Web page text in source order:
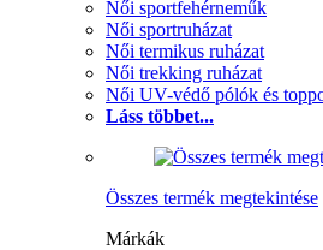
Női sportfehérneműk
Női sportruházat
Női termikus ruházat
Női trekking ruházat
Női UV-védő pólók és
Láss többet...
Összes termék megtekintése
Márkák